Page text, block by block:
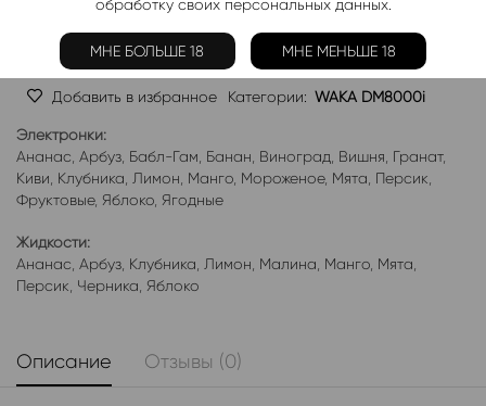
Добавить в избранное Категории: WAKA DM8000i
Электронки:
Ананас Арбуз Бабл-Гам Банан Виноград Вишня Гранат,
Киви Клубника Лимон Манго Мороженое, Мята Персик
Фруктовые, Яблоко Ягодные
Жидкости:
Ананас Арбуз Клубника Лимон Малина Манго Мята
Персик Черника Яблоко
Описание Отзывы (0)
обработку своих персональных данных.
МНЕ БОЛЬШЕ 18 МНЕ МЕНЬШЕ 18